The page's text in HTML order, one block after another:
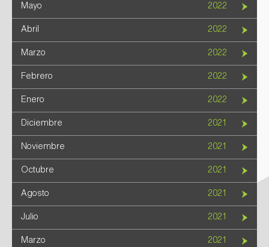
Mayo 2022
Abril 2022
Marzo 2022
Febrero 2022
Enero 2022
Diciembre 2021
Noviembre 2021
Octubre 2021
Agosto 2021
Julio 2021
Marzo 2021